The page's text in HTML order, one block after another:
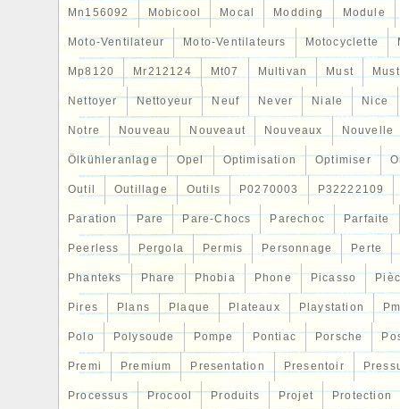
Mn156092 Mobicool Mocal Modding Module
Moto-Ventilateur Moto-Ventilateurs Motocyclette
Mp8120 Mr212124 Mt07 Multivan Must
Nettoyer Nettoyeur Neuf Never Niale Nice
Notre Nouveau Nouveaut Nouveaux Nouvelle
Ölkühleranlage Opel Optimisation Optimiser
Outil Outillage Outils P0270003 P32222109
Paration Pare Pare-Chocs Parechoc Parfaite
Peerless Pergola Permis Personnage Perte
Phanteks Phare Phobia Phone Picasso
Pires Plans Plaque Plateaux Playstation
Polo Polysoude Pompe Pontiac Porsche
Premi Premium Presentation Presentoir
Processus Procool Produits Projet Protection